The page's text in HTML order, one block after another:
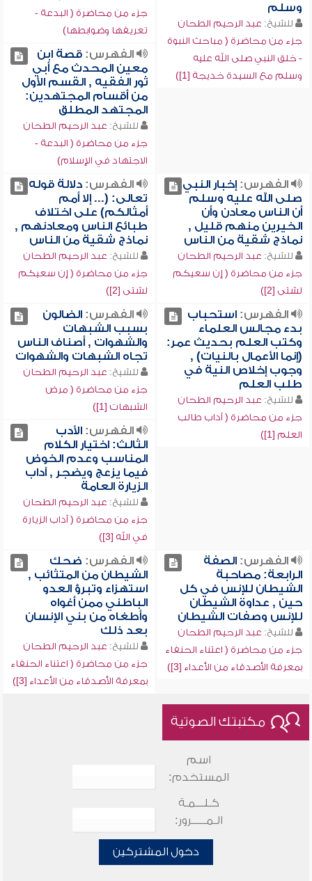
وسلم
للشيخ: عبد الرحيم الطحان
جزء من محاضرة ( مباحث النبوة
- خلق النبي صلى الله عليه
وسلم مع السيدة خديجة [1])
جزء من محاضرة ( البدعة -
تعريفها وضوابطها)
الفهرس:قصة ابن
معين المحدث مع أبي
ثور الفقيه , القسم الأول
من أقسام المجتهدين:
المجتهد المطلق
للشيخ: عبد الرحيم الطحان
جزء من محاضرة ( البدعة -
الاجتهاد في الإسلام)
الفهرس:إخبار النبي
صلى الله عليه وسلم
أن الناس معادن وأن
الخيرين منهم قليل ,
نماذج شقية من الناس
للشيخ: عبد الرحيم الطحان
جزء من محاضرة ( إن سعيكم
لشتى [2])
الفهرس:دلالة قوله
تعالى: (... إلا أمم
أمثالكم) على اختلاف
طبائع الناس ومعادنهم ,
نماذج شقية من الناس
للشيخ: عبد الرحيم الطحان
جزء من محاضرة ( إن سعيكم
لشتى [2])
الفهرس:استحباب
بدء مجالس العلماء
وكتب العلم بحديث عمر:
(إنما الأعمال بالنيات) ,
وجوب إخلاص النية في
طلب العلم
للشيخ: عبد الرحيم الطحان
جزء من محاضرة ( آداب طالب
العلم [1])
الفهرس:الضالون
بسبب الشبهات
والشهوات , أصناف الناس
تجاه الشبهات والشهوات
للشيخ: عبد الرحيم الطحان
جزء من محاضرة ( مرض
الشبهات [1])
الفهرس:الأدب
الثالث: اختيار الكلام
المناسب وعدم الخوض
فيما يزعج ويضجر , آداب
الزيارة العامة
للشيخ: عبد الرحيم الطحان
جزء من محاضرة ( آداب الزيارة
في الله [3])
الفهرس:الصفة
الرابعة: مصاحبة
الشيطان للإنس في كل
حين , عداوة الشيطان
للإنس وصفات الشيطان
للشيخ: عبد الرحيم الطحان
جزء من محاضرة ( اعتناء الحنفاء
بمعرفة الأصدقاء من الأعداء [3])
الفهرس: ضحك
الشيطان من المتثائب ,
استهزاء وتبرؤ العدو
الباطني ممن أغواه
وأطغاه من بني الإنسان
بعد ذلك
للشيخ: عبد الرحيم الطحان
جزء من محاضرة ( اعتناء الحنفاء
بمعرفة الأصدقاء من الأعداء [3])
مكتبتك الصوتية
اسم
المستخدم:
كـلـــمـة
الـمـــــرور:
دخول المشتركين